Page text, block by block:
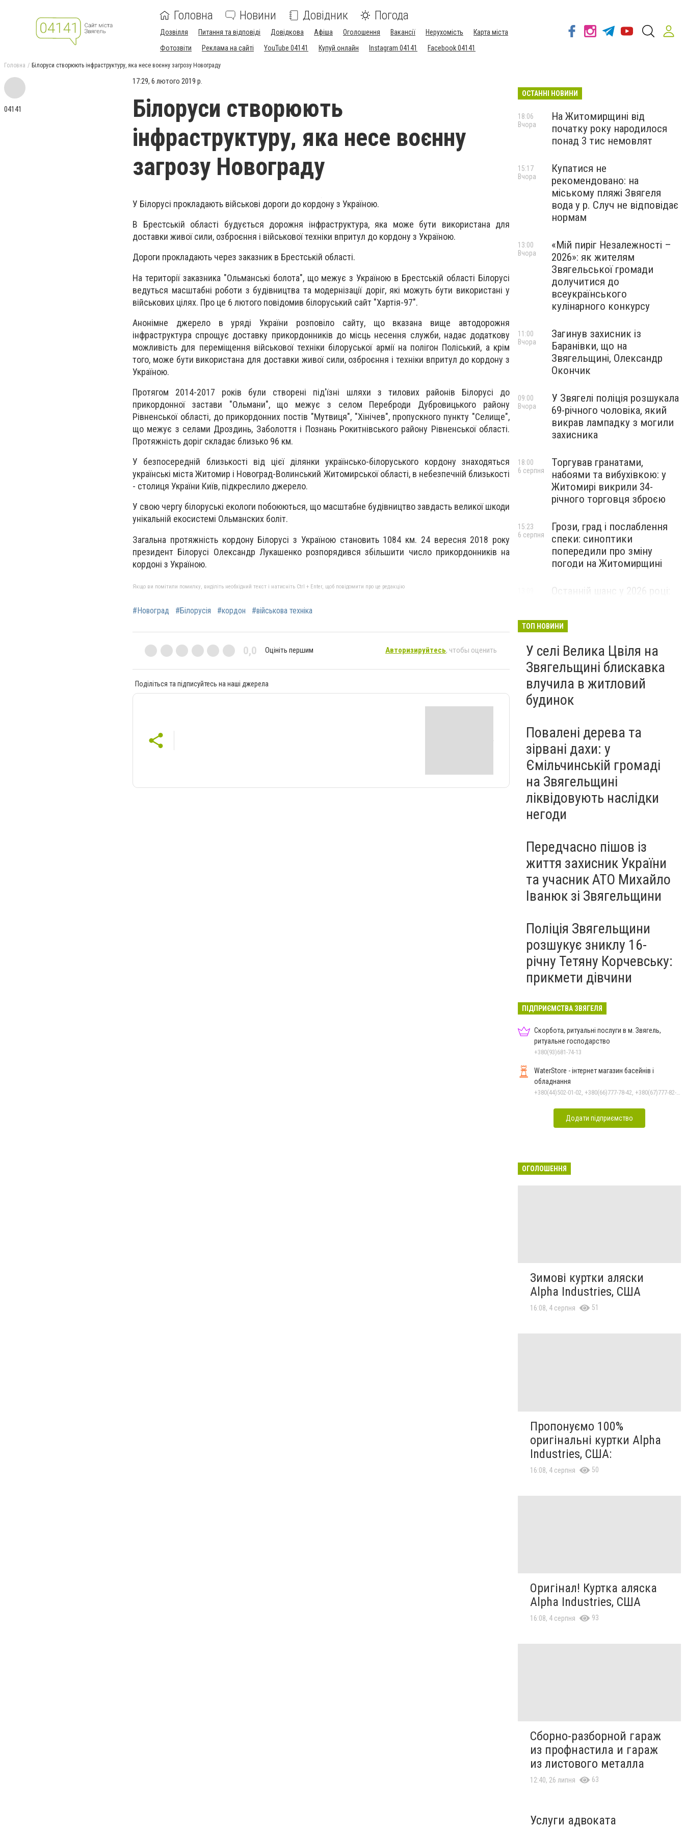
Головна Новини Довідник Погода
Дозвілля Питання та відповіді Довідкова Афіша Оголошення Вакансії Нерухомість
Карта міста
Фотозвіти
Реклама на сайті YouTube 04141 Купуй онлайн Instagram 04141 Facebook 04141
Головна Білоруси створюють інфраструктуру, яка несе воєнну загрозу Новограду
04141
17:29, 6 лютого 2019 р.
Білоруси створюють
інфраструктуру, яка несе воєнну
загрозу Новограду
У Білорусі прокладають військові дороги до кордону з Україною.
В Брестській області будується дорожня інфраструктура, яка може бути використана для
доставки живої сили, озброєння і військової техніки впритул до кордону з Україною.
Дороги прокладають через заказник в Брестській області.
На території заказника "Ольманські болота", що межує з Україною в Брестській області Білорусі
ведуться масштабні роботи з будівництва та модернізації доріг, які можуть бути використані у
військових цілях. Про це 6 лютого повідомив білоруський сайт "Хартія-97".
Анонімне джерело в уряді України розповіло сайту, що вказана вище автодорожня
інфраструктура спрощує доставку прикордонників до місць несення служби, надає додаткову
можливість для переміщення військової техніки білоруської армії на полігон Поліський, а крім
того, може бути використана для доставки живої сили, озброєння і техніки впритул до кордону з
Україною.
Протягом 2014-2017 років були створені під'їзні шляхи з тилових районів Білорусі до
прикордонної застави "Ольмани", що межує з селом Переброди Дубровицького району
Рівненської області, до прикордонних постів "Мутвиця", "Хінічев", пропускного пункту "Селище",
що межує з селами Дроздинь, Заболоття і Познань Рокитнівського району Рівненської області.
Протяжність доріг складає близько 96 км.
У безпосередній близькості від цієї ділянки українсько-білоруського кордону знаходяться
українські міста Житомир і Новоград-Волинський Житомирської області, в небезпечній близькості
- столиця України Київ, підкреслило джерело.
У свою чергу білоруські екологи побоюються, що масштабне будівництво завдасть великої шкоди
унікальній екосистемі Ольманских боліт.
Загальна протяжність кордону Білорусі з Україною становить 1084 км. 24 вересня 2018 року
президент Білорусі Олександр Лукашенко розпорядився збільшити число прикордонників на
кордоні з Україною.
Якщо ви помітили помилку, виділіть необхідний текст і натисніть Ctrl + Enter, щоб повідомити про це редакцію
#Новоград #Білорусія #кордон #військова техніка
0,0 Оцініть першим Авторизируйтесь, чтобы оценить
Поділіться та підписуйтесь на наші джерела
ОСТАННІ НОВИНИ
На Житомирщині від
початку року народилося
понад 3 тис немовлят
18:06
Вчора
Купатися не
рекомендовано: на
міському пляжі Звягеля
вода у р. Случ не відповідає
нормам
15:17
Вчора
«Мій пиріг Незалежності –
2026»: як жителям
Звягельської громади
долучитися до
всеукраїнського
кулінарного конкурсу
13:00
Вчора
Загинув захисник із
Баранівки, що на
Звягельщині, Олександр
Окончик
11:00
Вчора
У Звягелі поліція розшукала
69-річного чоловіка, який
викрав лампадку з могили
захисника
09:00
Вчора
Торгував гранатами,
набоями та вибухівкою: у
Житомирі викрили 34-
річного торговця зброєю
18:00
6 серпня
Грози, град і послаблення
спеки: синоптики
попередили про зміну
погоди на Житомирщині
15:23
6 серпня
Останній шанс у 2026 році:
майбутніх водійок автобусів
ТОП НОВИНИ
У селі Велика Цвіля на
Звягельщині блискавка
влучила в житловий
будинок
Повалені дерева та
зірвані дахи: у
Ємільчинській громаді
на Звягельщині
ліквідовують наслідки
негоди
Передчасно пішов із
життя захисник України
та учасник АТО Михайло
Іванюк зі Звягельщини
Поліція Звягельщини
розшукує зниклу 16-
річну Тетяну Корчевську:
прикмети дівчини
ПІДПРИЄМСТВА ЗВЯГЕЛЯ
Скорбота, ритуальні послуги в м. Звягель,
ритуальне господарство
+380(93)681-74-13
WaterStore - інтернет магазин басейнів і
обладнання
+380(44)502-01-02, +380(66)777-78-42, +380(67)777-82-19, +380(67)890-80-80, +380(73)890-80-80, +380(44)502-01-03
Додати підприємство
ОГОЛОШЕННЯ
Зимові куртки аляски
Alpha Industries, США
16:08, 4 серпня 51
Пропонуємо 100%
оригінальні куртки Alpha
Industries, США:
16:08, 4 серпня 50
Оригінал! Куртка аляска
Alpha Industries, США
16:08, 4 серпня 93
Сборно-разборной гараж
из профнастила и гараж
из листового металла
12:40, 26 липня 63
Услуги адвоката